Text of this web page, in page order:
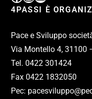
4PASSI È
Pace e Sviluppo
Via Montello 4, 31100
Tel. 0422 301424
Fax 0422 1832050
Pec: